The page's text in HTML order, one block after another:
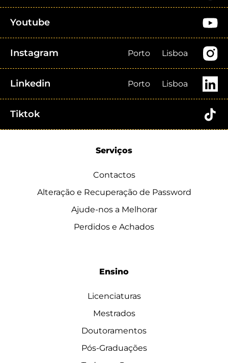
Youtube
Instagram Porto Lisboa
Linkedin Porto Lisboa
Tiktok
Serviços
Contactos
Alteração e Recuperação de Password
Ajude-nos a Melhorar
Perdidos e Achados
Ensino
Licenciaturas
Mestrados
Doutoramentos
Pós-Graduações